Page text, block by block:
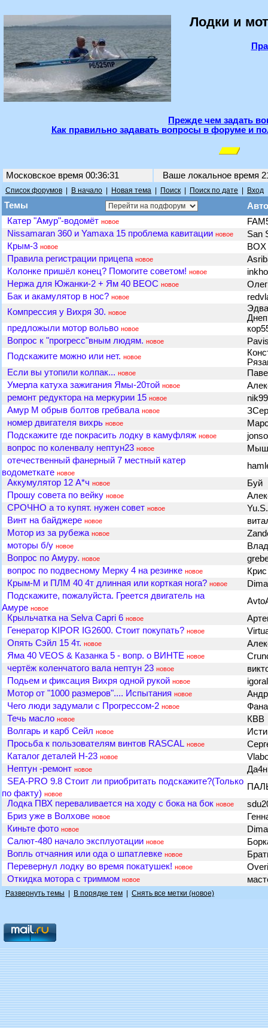
Лодки и
Прежде чем задать
Как правильно задавать вопросы в форуме и
Московское время 00:36:31 Ваше локальное время
Список форумов В начало Новая тема Поиск Поиск по дате Вход
Темы
Катер "Амур"-водомёт новое
Nissamaran 360 и Yamaxa 15 проблема кавитации новое
San
Крым-3 новое
BOX
Правила регистрации прицепа новое
Колонке пришёл конец? Помогите советом! новое
Нержа для Южанки-2 + Ям 40 ВЕОС новое
Бак и акамулятор в нос? новое
Компрессия у Вихря 30. новое
предложыли мотор вольво новое
Вопрос к "прогресс"вным людям. новое
Подскажите можно или нет. новое
Если вы утопили колпак... новое
Умерла катуха зажигания Ямы-20той новое
ремонт редуктора на меркурии 15 новое
Амур М обрыв болтов гребвала новое
номер двигателя вихрь новое
Подскажите где покрасить лодку в камуфляж новое
вопрос по коленвалу нептун23 новое
отечественный фанерный 7 местный катер
водометкате новое
Аккумулятор 12 А*ч новое
Буй
Прошу совета по вейку новое
СРОЧНО а то купят. нужен совет новое
Винт на байджере новое
Мотор из за рубежа новое
моторы б/у новое
Вопрос по Амуру. новое
вопрос по подвесному Мерку 4 на резинке новое
Крым-М и ПЛМ 40 4т длинная или корткая нога? новое
Подскажите, пожалуйста. Греется двигатель на
Амуре новое
Крыльчатка на Selva Capri 6 новое
Генератор KIPOR IG2600. Стоит покупать? новое
Опять Сэйл 15 4т. новое
Яма 40 VEOS & Казанка 5 - вопр. о ВИНТЕ новое
чертёж коленчатого вала нептун 23 новое
Подьем и фиксация Вихря одной рукой новое
Мотор от "1000 размеров".... Испытания новое
Чего люди задумали с Прогрессом-2 новое
Течь масло новое
КВВ
Волгарь и карб Сейл новое
Просьба к пользователям винтов RASCAL новое
Каталог деталей Н-23 новое
Нептун -ремонт новое
SEA-PRO 9.8 Стоит ли приобритать подскажите?(Только
по факту) новое
Лодка ПВХ переваливается на ходу с бока на бок новое
Бриз уже в Волхове новое
Киньте фото новое
Салют-480 начало эксплуотации новое
Вопль отчаяния или ода о шпатлевке новое
Перевернул лодку во время покатушек! новое
Откидка мотора с триммом новое
Развернуть темы В порядке тем Снять все метки (новое)